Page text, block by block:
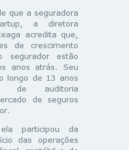
que a seguradora
a diretora
acredita que,
de crescimento
segurador estão
anos atrás. Seu
longo de 13 anos
de auditoria
de seguros
participou da
das operações